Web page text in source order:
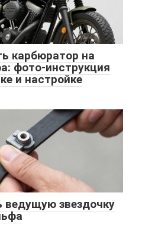
карбюратор на
фото-инструкция
и настройке
ведущую звездочку